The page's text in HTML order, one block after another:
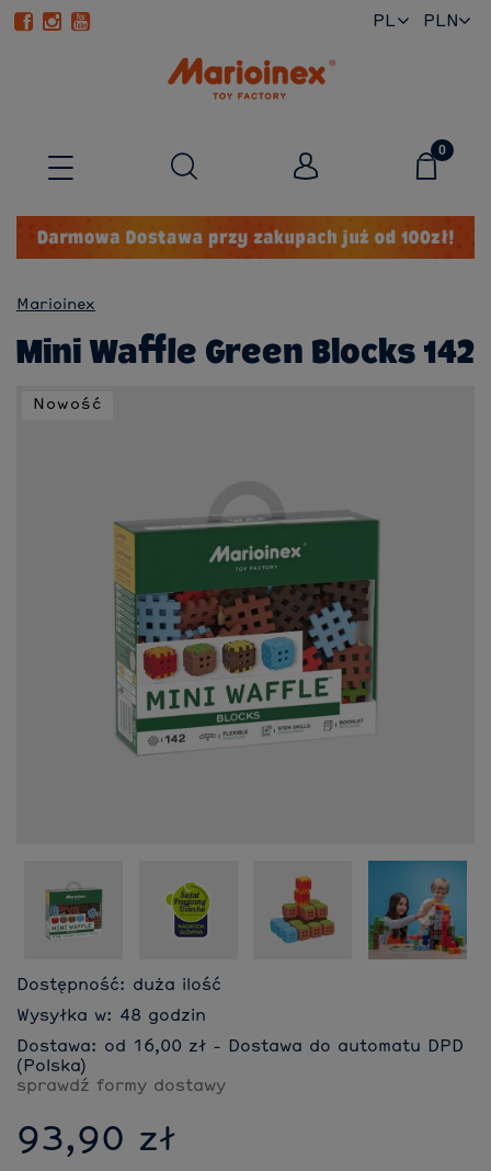
PL
Marioinex
Mini Waffle Green Blocks 142
Nowość
Dostępność:
duża ilość
Wysyłka w:
48 godzin
Dostawa:
od 16,00 zł - Dostawa do automatu DPD
(Polska)
sprawdź formy dostawy
93,90 zł